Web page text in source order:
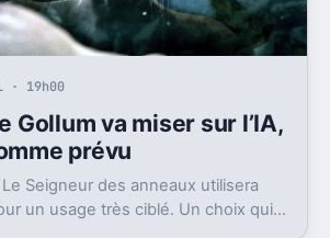
19h00
Gollum va miser sur l’IA,
prévu
Seigneur des anneaux utilisera
un usage très ciblé. Un choix qui